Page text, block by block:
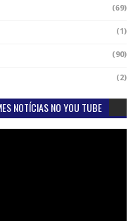
(69)
(1)
(90)
(2)
NOTÍCIAS NO YOU TUBE